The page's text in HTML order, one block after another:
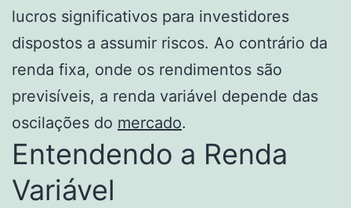
lucros significativos para investidores
dispostos a assumir riscos. Ao contrário da
renda fixa, onde os rendimentos são
previsíveis, a renda variável depende das
oscilações do mercado.
Entendendo a Renda
Variável